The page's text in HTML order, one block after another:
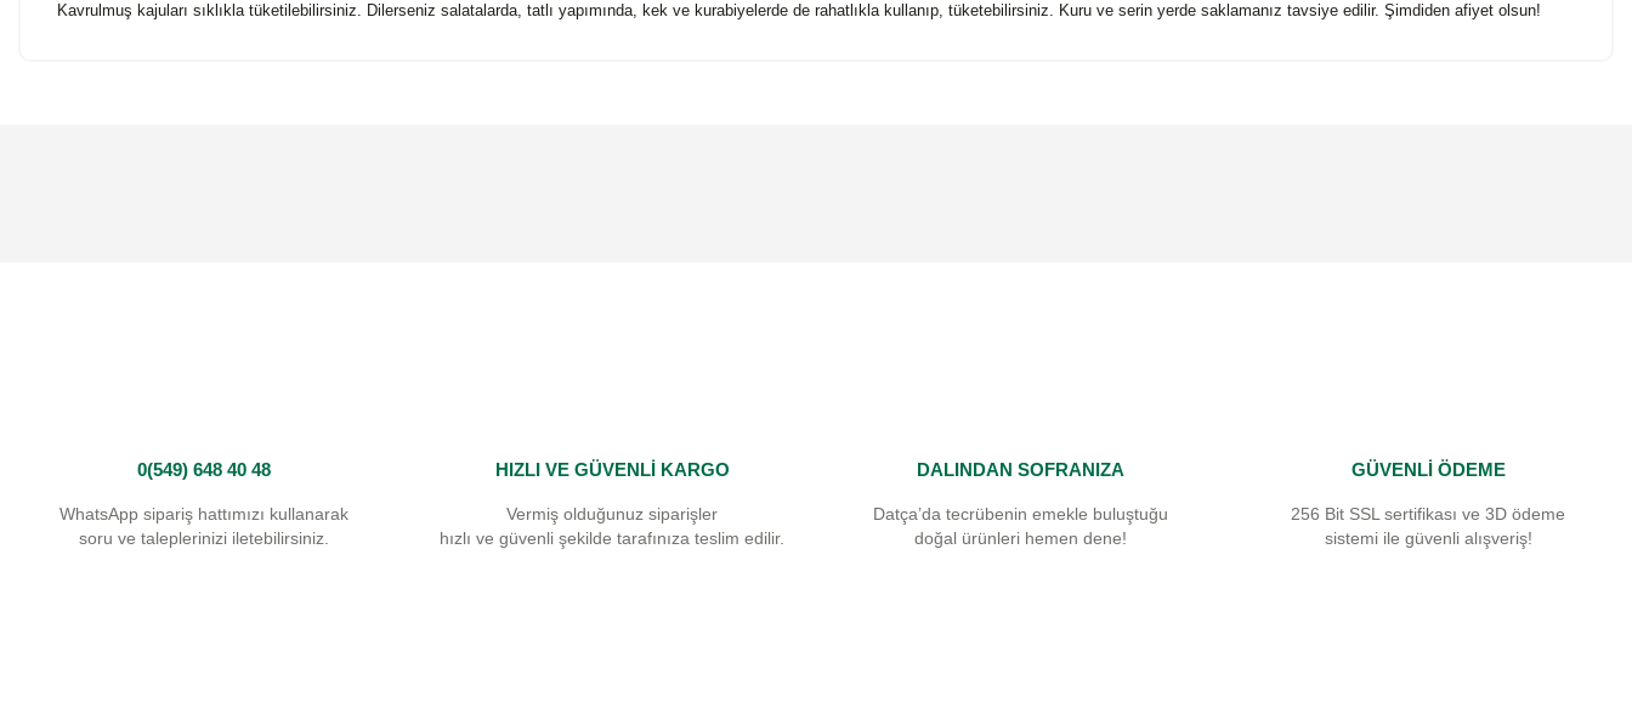
Kavrulmuş kajuları sıklıkla tüketilebilirsiniz. Dilerseniz salatalarda, tatlı yapımında, kek ve kurabiyelerde de rahatlıkla kullanıp, tüketebilirsiniz. Kuru ve serin yerde saklamanız tavsiye edilir. Şimdiden afiyet olsun!
0(549) 648 40 48
WhatsApp sipariş hattımızı kullanarak
soru ve taleplerinizi iletebilirsiniz.
HIZLI VE GÜVENLİ KARGO
Vermiş olduğunuz siparişler
hızlı ve güvenli şekilde tarafınıza teslim edilir.
DALINDAN SOFRANIZA
Datça’da tecrübenin emekle buluştuğu
doğal ürünleri hemen dene!
GÜVENLİ ÖDEME
256 Bit SSL sertifikası ve 3D ödeme
sistemi ile güvenli alışveriş!